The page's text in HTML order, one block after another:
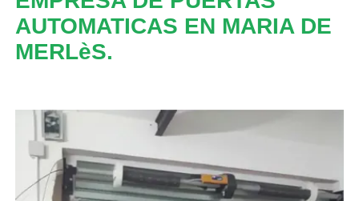
AUTOMATICAS EN MARIA DE
MERLèS.